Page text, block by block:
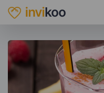
invikoo